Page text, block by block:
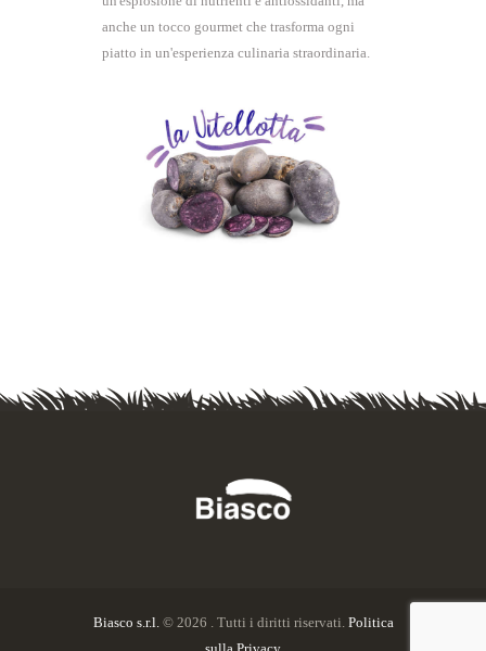
anche un tocco gourmet che trasforma ogni
piatto in un'esperienza culinaria straordinaria.
Biasco s.r.l. © 2026 . Tutti i diritti riservati. Politica
sulla Privacy